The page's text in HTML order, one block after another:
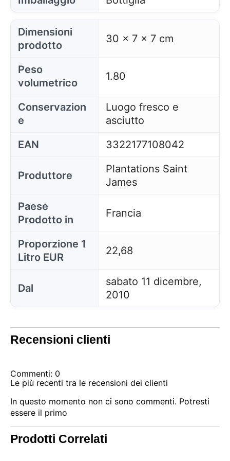
Dimensioni
prodotto
30 x 7 x 7 cm
Peso
volumetrico
1.80
Conservazion
e
Luogo fresco e
asciutto
EAN
3322177108042
Produttore
Plantations Saint
James
Paese
Prodotto in
Francia
Proporzione 1
Litro EUR
22,68
Dal
sabato 11 dicembre,
2010
Recensioni clienti
Commenti: 0
Le più recenti tra le recensioni dei clienti
In questo momento non ci sono commenti. Potresti
essere il primo
Prodotti Correlati